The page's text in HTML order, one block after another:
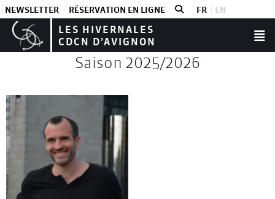
NEWSLETTER RÉSERVATION EN LIGNE FR EN
LES HIVERNALES
CDCN D’AVIGNON
Saison 2025/2026